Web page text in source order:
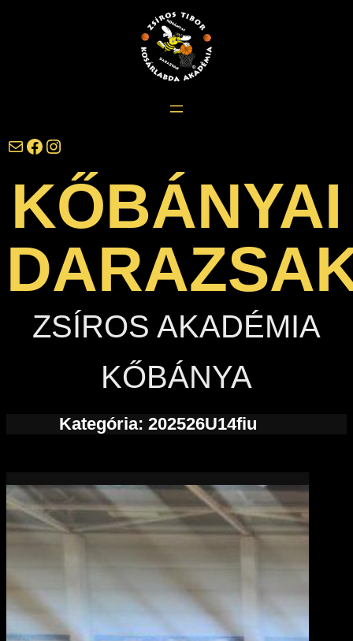
darazsak@darazsak.hu @kobanyaidarazsak @darazsak
KŐBÁNYAI
ZSÍROS AKADÉMIA
KŐBÁNYA
Kategória: 202526U14fiu